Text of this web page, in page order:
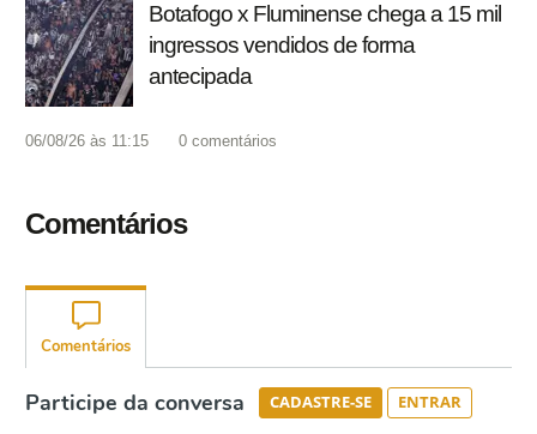
Botafogo x Fluminense chega a 15 mil
ingressos vendidos de forma
antecipada
06/08/26 às 11:15 0 comentários
Comentários